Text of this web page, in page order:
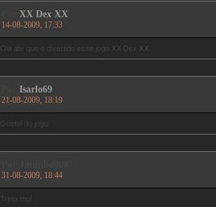
XX Dex XX
14-08-2009, 17:33
Ola ate que e divertido esse jogo XX Dex XX
Isarlo69
21-08-2009, 18:19
Gostei do jogo
31-08-2009, 18:44
Treta mui